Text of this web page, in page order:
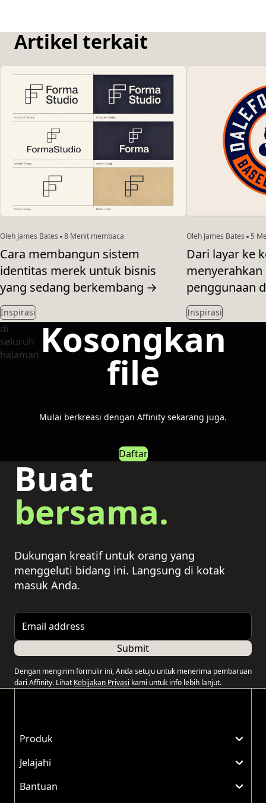
Artikel terkait
Oleh James Bates 8 Menit membaca
Cara membangun sistem
identitas merek untuk bisnis
yang sedang berkembang →
Inspirasi
Oleh James Bates 5
Dari layar ke
penggunaan
Inspirasi
Kosongkan
file
Mulai berkreasi dengan Affinity sekarang juga.
Daftar
Buat
bersama.
Dukungan kreatif untuk orang yang
menggeluti bidang ini. Langsung di kotak
masuk Anda.
Email address
Submit
Dengan mengirim formulir ini, Anda setuju untuk menerima pembaruan
dari Affinity. Lihat Kebijakan Privasi kami untuk info lebih lanjut.
Produk
Jelajahi
Bantuan